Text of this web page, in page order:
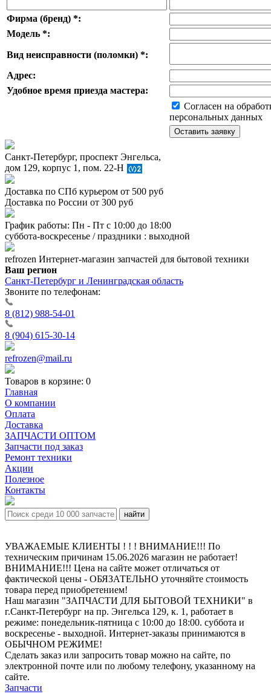
Фирма (бренд) *:
Модель *:
Вид неисправности (поломки) *:
Адрес:
Удобное время приезда мастера:
Согласен на
персональных данных
Санкт-Петербург, проспект Энгельса,
дом 129, корпус 1, пом. 22-Н
Доставка по СПб курьером от 500 руб
Доставка по России от 300 руб
График работы: Пн - Пт с 10:00 до 18:00
суббота-воскресенье / праздники : выходной
refrozen Интернет-магазин запчастей для бытовой техники
Ваш регион
Санкт-Петербург и Ленинградская область
Звоните по телефонам:
8 (812) 988-54-01
8 (904) 615-30-14
refrozen@mail.ru
Товаров в корзине: 0
Главная
О компании
Оплата
Доставка
ЗАПЧАСТИ ОПТОМ
Запчасти под заказ
Ремонт техники
Акции
Полезное
Контакты
УВАЖАЕМЫЕ КЛИЕНТЫ ! ! ! ВНИМАНИЕ!!! По
техническим причинам 15.06.2026 магазин не работает!
ВНИМАНИЕ!!! Цена на сайте может отличаться от
фактической цены - ОБЯЗАТЕЛЬНО уточняйте стоимость
товара перед приобретением!
Наш магазин "ЗАПЧАСТИ ДЛЯ БЫТОВОЙ ТЕХНИКИ" в
г.Санкт-Петербург на пр. Энгельса 129, к. 1, работает в
режиме: понедельник-пятница с 10:00 до 18:00. суббота и
воскресенье - выходной. Интернет-заказы принимаются в
ОБЫЧНОМ РЕЖИМЕ!
Сделать заказ или запросить товар можно на сайте, по
электронной почте или по любому телефону, указанному на
сайте.
Запчасти